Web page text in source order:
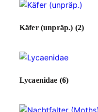
Käfer (unpräp.) (2)
Lycaenidae (6)